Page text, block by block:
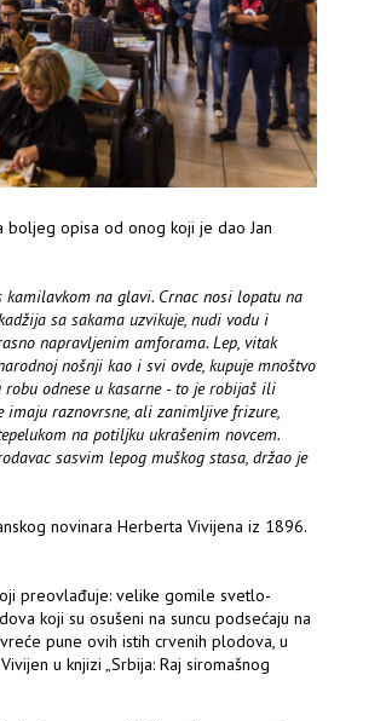
opisa od onog koji je dao Jan
na glavi. Crnac nosi lopatu na
sa sakama uzvikuje, nudi vodu i
napravljenim amforama. Lep, vitak
nošnji kao i svi ovde, kupuje mnoštvo
odnese u kasarne - to je robijaš ili
imaju raznovrsne, ali zanimljive frizure,
na potiljku ukrašenim novcem.
sasvim lepog muškog stasa, držao je
novinara Herberta Vivijena iz 1896.
preovlađuje: velike gomile svetlo-
koji su osušeni na suncu podsećaju na
pune ovih istih crvenih plodova, u
u knjizi „Srbija: Raj siromašnog